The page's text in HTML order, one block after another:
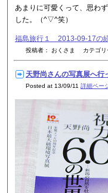
あまりに可愛くって、思わ
した。（^▽^笑）
福島旅行１ 2013-09-17の
投稿者： おくさま カテゴ
天野尚さんの写真展へ
Posted at 13/09/11 詳細ペー